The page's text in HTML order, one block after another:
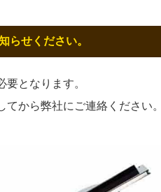
らせください。
となります。
てから弊社にご連絡ください